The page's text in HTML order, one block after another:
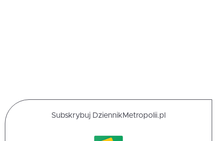
Subskrybuj DziennikMetropolii.pl